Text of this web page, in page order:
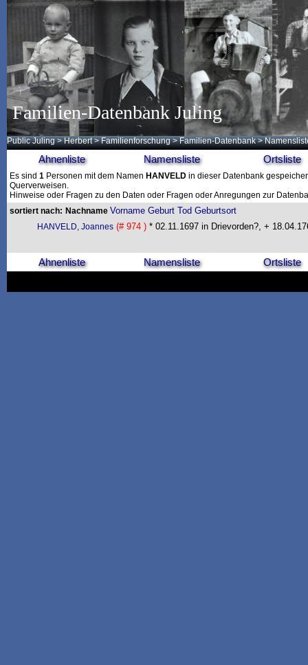
Familien-Datenbank Juling
Public Juling >Herbert >Familienforschung >Familien-Datenbank >
Ahnenliste Namensliste Ortsliste
Es sind 1 Personen mit dem Namen HANVELD in dieser Datenbank
Querverweisen.
Hinweise oder Fragen zu den Daten oder Fragen oder Anregungen zur
sortiert nach: Nachname Vorname Geburt Tod Geburtsort
HANVELD, Joannes (# 974 ) * 02.11.1697 in Drievorden?, +
Ahnenliste Namensliste Ortsliste